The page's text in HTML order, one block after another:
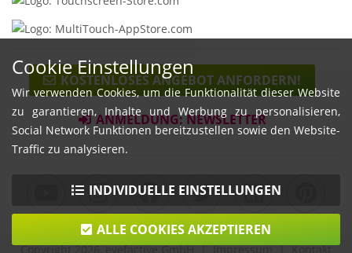
KOSTENLOSES ANGEBOT ANFORDERN!
ANMELDUNG: NEWSLETTER
Copyright 2026, eyefactive GmbH |Impressum|Kontakt
Cookie Einstellungen
Wir verwenden Cookies, um die Funktionalität dieser Website
zu garantieren, Inhalte und Werbung zu personalisieren,
Social Network Funktionen bereitzustellen sowie den Website-
Traffic zu analysieren.
INDIVIDUELLE EINSTELLUNGEN
ALLE COOKIES AKZEPTIEREN